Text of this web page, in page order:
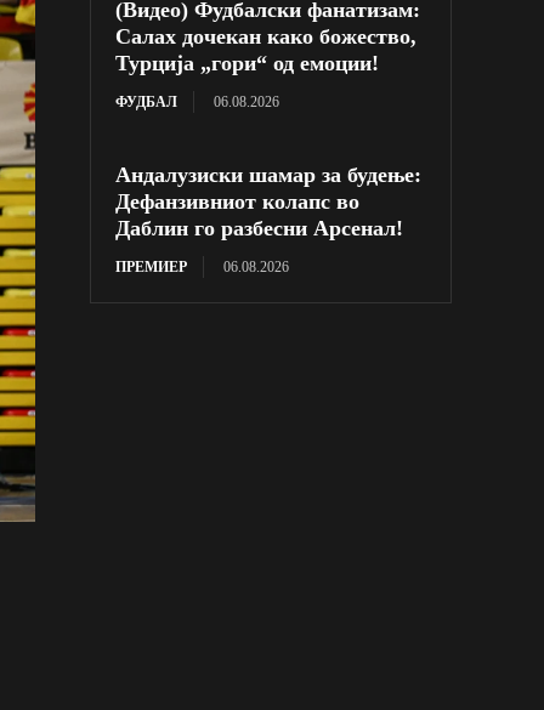
(Видео) Фудбалски фанатизам:
Салах дочекан како божество,
Турција „гори“ од емоции!
ФУДБАЛ 06.08.2026
Андалузиски шамар за будење:
Дефанзивниот колапс во
Даблин го разбесни Арсенал!
ПРЕМИЕР 06.08.2026